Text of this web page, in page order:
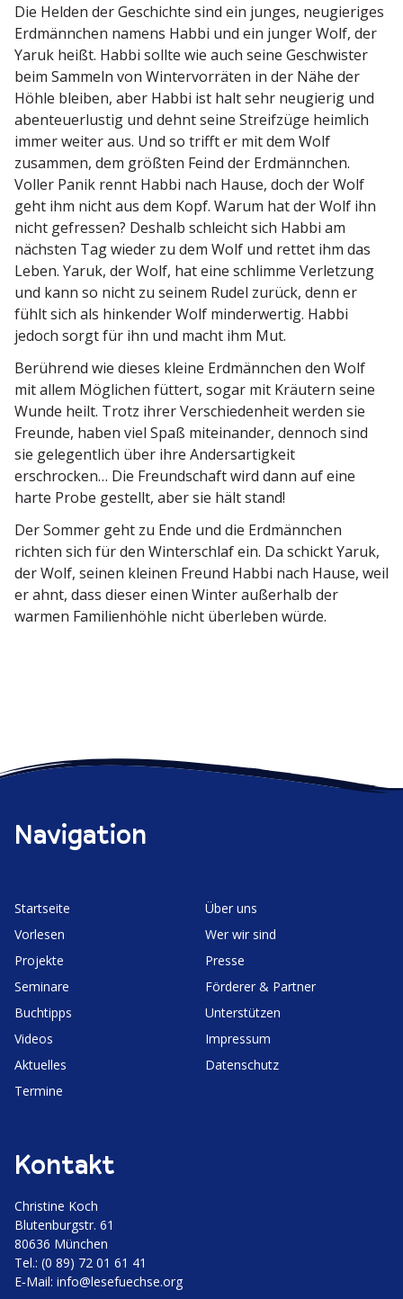
Die Helden der Geschichte sind ein junges, neugie­riges
Erdmännchen namens Habbi und ein junger Wolf, der
Yaruk heißt. Habbi sollte wie auch seine Geschwister
beim Sammeln von Winter­vor­räten in der Nähe der
Höhle bleiben, aber Habbi ist halt sehr neugierig und
abenteu­er­lustig und dehnt seine Streifzüge heimlich
immer weiter aus. Und so trifft er mit dem Wolf
zusammen, dem größten Feind der Erdmännchen.
Voller Panik rennt Habbi nach Hause, doch der Wolf
geht ihm nicht aus dem Kopf. Warum hat der Wolf ihn
nicht gefressen? Deshalb schleicht sich Habbi am
nächsten Tag wieder zu dem Wolf und rettet ihm das
Leben. Yaruk, der Wolf, hat eine schlimme Verletzung
und kann so nicht zu seinem Rudel zurück, denn er
fühlt sich als hinkender Wolf minder­wertig. Habbi
jedoch sorgt für ihn und macht ihm Mut.
Berührend wie dieses kleine Erdmännchen den Wolf
mit allem Möglichen füttert, sogar mit Kräutern seine
Wunde heilt. Trotz ihrer Verschie­denheit werden sie
Freunde, haben viel Spaß mitein­ander, dennoch sind
sie gelegentlich über ihre Anders­ar­tigkeit
erschrocken… Die Freund­schaft wird dann auf eine
harte Probe gestellt, aber sie hält stand!
Der Sommer geht zu Ende und die Erdmännchen
richten sich für den Winter­schlaf ein. Da schickt Yaruk,
der Wolf, seinen kleinen Freund Habbi nach Hause, weil
er ahnt, dass dieser einen Winter außerhalb der
warmen Famili­en­höhle nicht überleben würde.
Navigation
Start­seite
Vorlesen
Projekte
Seminare
Buchtipps
Videos
Aktuelles
Termine
Über uns
Wer wir sind
Presse
Förderer & Partner
Unter­stützen
Impressum
Daten­schutz
Kontakt
Christine Koch
Bluten­burgstr. 61
80636 München
Tel.: (0 89) 72 01 61 41
E‑Mail: info@lesefuechse.org